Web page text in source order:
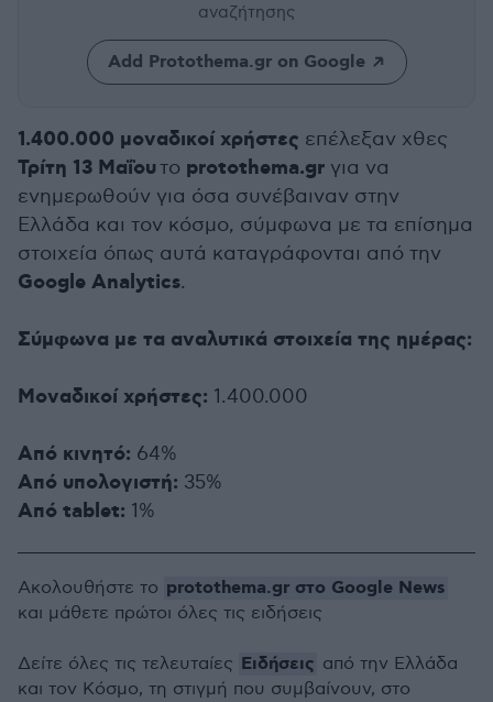
αναζήτησης
Add Protothema.gr on Google
1.400.000 μοναδικοί χρήστες επέλεξαν χθες
Τρίτη 13 Μαΐουτο protothema.gr για να
ενημερωθούν για όσα συνέβαιναν στην
Ελλάδα και τον κόσμο, σύμφωνα με τα επίσημα
στοιχεία όπως αυτά καταγράφονται από την
Google Analytics.
Σύμφωνα με τα αναλυτικά στοιχεία της ημέρας:
Μοναδικοί χρήστες: 1.400.000
Από κινητό: 64%
Από υπολογιστή: 35%
Από tablet: 1%
Ακολουθήστε το protothema.gr στο Google News
και μάθετε πρώτοι όλες τις ειδήσεις
Δείτε όλες τις τελευταίες Ειδήσεις από την Ελλάδα
και τον Κόσμο, τη στιγμή που συμβαίνουν, στο